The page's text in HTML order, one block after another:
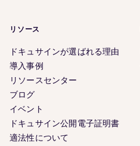
リソース
ドキュサインが選ばれる理由
導入事例
リソースセンター
ブログ
イベント
ドキュサイン公開電子証明書
適法性について